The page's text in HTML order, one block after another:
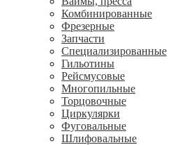
Комбинированные
Фрезерные
Запчасти
Специализированные
Гильотины
Рейсмусовые
Многопильные
Торцовочные
Циркулярки
Фуговальные
Шлифовальные